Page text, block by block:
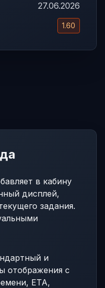
27.06.2026
1.60
в кабину
дисплей,
задания.
и
отображения с
ETA,